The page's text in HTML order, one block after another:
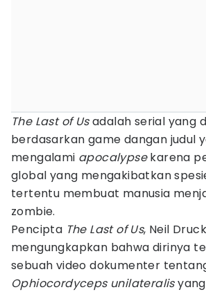
The Last of Usadalah serial yang
berdasarkan game dangan judul
mengalami apocalypsekarena
global yang mengakibatkan
tertentu membuat manusia
zombie.
Pencipta The Last of Us, Neil
mengungkapkan bahwa dirinya
sebuah video dokumenter
Ophiocordyceps unilateralis